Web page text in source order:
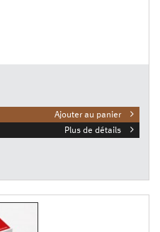
Ajouter au panier
Plus de détails